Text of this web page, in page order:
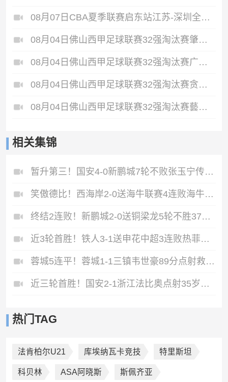
08月07日CBA夏季联赛启东站江苏-深圳全场录像
08月04日佛山西甲足球联赛32强淘汰赛肇庆恒骏成VS三七互娱全场录像
08月04日佛山西甲足球联赛32强淘汰赛广东西南建设VS香港圣徒全场录像
08月04日佛山西甲足球联赛32强淘汰赛贪玩游戏VS美的薪火全场录像
08月04日佛山西甲足球联赛32强淘汰赛藝品高國際VS湛江狂狼·粵辉能源全场录像
相关集锦
暂升第三！国安4-0新鹏城7轮不败张玉宁传射达万双响法比奥破门
笑傲德比！西海岸2-0送海牛联赛4连败海牛仍垫底西海岸升至第二
终结2连败！新鹏城2-0送铜梁龙5轮不胜37岁姜至鹏破门韦斯利建功
近3轮首胜！铁人3-1送申花中超3连败热菲尼奥双响邦本宜裕传射
蓉城5连平！蓉城1-1三镇韦世豪89分点射救主费利佩造点李昂破门
近三轮首胜！国安2-1浙江法比奥点射35岁张稀哲制胜王钰栋送助攻
热门TAG
法肯柏尔U21 库埃纳瓦卡竞技 特里斯坦
科贝林 ASA阿晓斯 斯佩齐亚